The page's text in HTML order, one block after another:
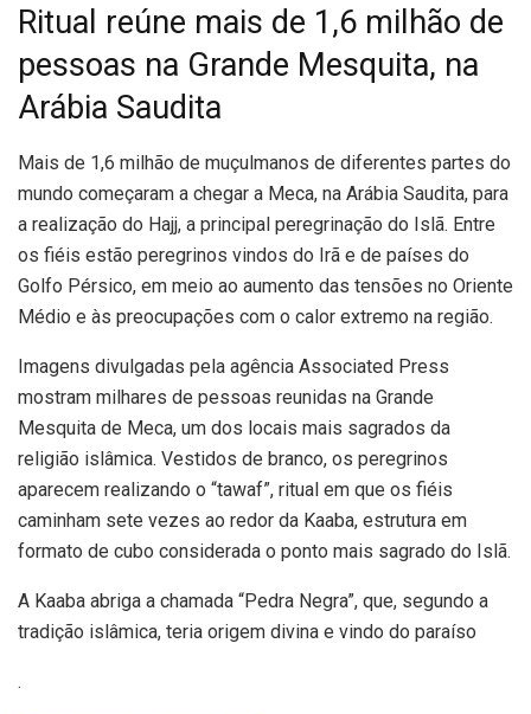
Ritual reúne mais de 1,6 milhão de
pessoas na Grande Mesquita, na
Arábia Saudita
Mais de 1,6 milhão de muçulmanos de diferentes partes do
mundo começaram a chegar a Meca, na Arábia Saudita, para
a realização do Hajj, a principal peregrinação do Islã. Entre
os fiéis estão peregrinos vindos do Irã e de países do
Golfo Pérsico, em meio ao aumento das tensões no Oriente
Médio e às preocupações com o calor extremo na região.
Imagens divulgadas pela agência Associated Press
mostram milhares de pessoas reunidas na Grande
Mesquita de Meca, um dos locais mais sagrados da
religião islâmica. Vestidos de branco, os peregrinos
aparecem realizando o “tawaf”, ritual em que os fiéis
caminham sete vezes ao redor da Kaaba, estrutura em
formato de cubo considerada o ponto mais sagrado do Islã.
A Kaaba abriga a chamada “Pedra Negra”, que, segundo a
tradição islâmica, teria origem divina e vindo do paraíso
.